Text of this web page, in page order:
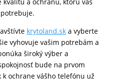
a ochranu, ktorú váš
potrebuje.
krytoland.ska vyberte
vyhovuje vašim potrebám a
široký výber a
bude na prvom
k ochrane vášho telefónu už